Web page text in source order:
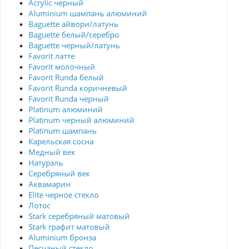
Acrylic черный
Aluminium шампань алюминий
Baguette айвори/латунь
Baguette белый/серебро
Baguette черный/латунь
Favorit латте
Favorit молочный
Favorit Runda белый
Favorit Runda коричневый
Favorit Runda черный
Platinum алюминий
Platinum черный алюминий
Platinum шампань
Карельская сосна
Медный век
Натурэль
Серебряный век
Аквамарин
Elite черное стекло
Лотос
Stark серебряный матовый
Stark графит матовый
Aluminium бронза